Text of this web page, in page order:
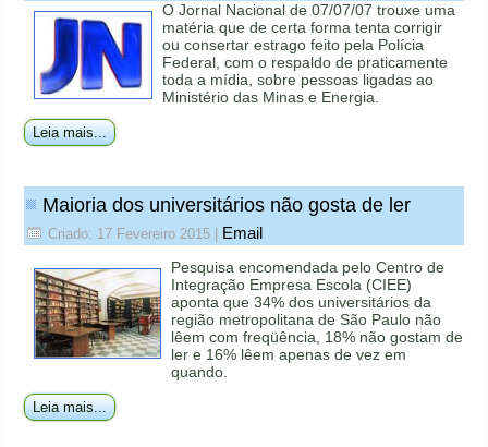
O Jornal Nacional de 07/07/07 trouxe uma
matéria que de certa forma tenta corrigir
ou consertar estrago feito pela Polícia
Federal, com o respaldo de praticamente
toda a mídia, sobre pessoas ligadas ao
Ministério das Minas e Energia.
Leia mais...
Maioria dos universitários não gosta de ler
Criado: 17 Fevereiro 2015 Email
Pesquisa encomendada pelo Centro de
Integração Empresa Escola (CIEE)
aponta que 34% dos universitários da
região metropolitana de São Paulo não
lêem com freqüência, 18% não gostam de
ler e 16% lêem apenas de vez em
quando.
Leia mais...